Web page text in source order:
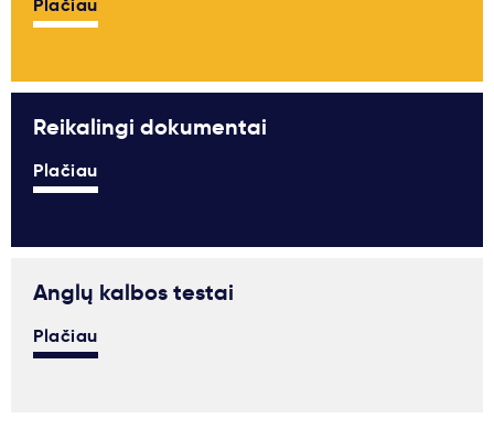
Plačiau
Reikalingi dokumentai
Plačiau
Anglų kalbos testai
Plačiau